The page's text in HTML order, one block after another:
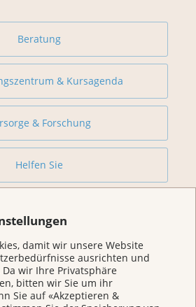
damit wir unsere Website
ausrichten und
wir Ihre Privatsphäre
bitten wir Sie um ihr
Sie auf «Akzeptieren &
Beratung
& Kursagenda
& Forschung
Helfen Sie